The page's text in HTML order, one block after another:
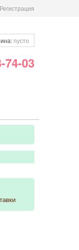
Регистрация
пусто
74-03